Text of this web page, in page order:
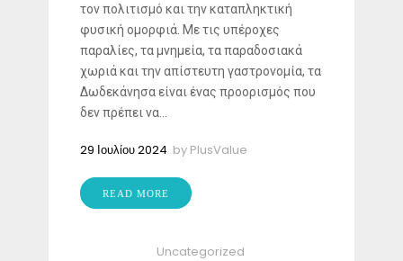
τον πολιτισμό και την καταπληκτική
φυσική ομορφιά. Με τις υπέροχες
παραλίες, τα μνημεία, τα παραδοσιακά
χωριά και την απίστευτη γαστρονομία, τα
Δωδεκάνησα είναι ένας προορισμός που
δεν πρέπει να...
29 Ιουλίου 2024 by PlusValue
READ MORE
Uncategorized